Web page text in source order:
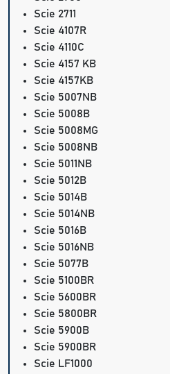
Scie 2711
Scie 4107R
Scie 4110C
Scie 4157 KB
Scie 4157KB
Scie 5007NB
Scie 5008B
Scie 5008MG
Scie 5008NB
Scie 5011NB
Scie 5012B
Scie 5014B
Scie 5014NB
Scie 5016B
Scie 5016NB
Scie 5077B
Scie 5100BR
Scie 5600BR
Scie 5800BR
Scie 5900B
Scie 5900BR
Scie LF1000